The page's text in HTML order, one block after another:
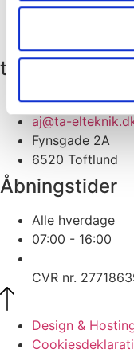
aj@ta-
toftlund
73 70 76 68
aj@ta-
Fynsgade 2A
6520 Toftlund
Åbningstider
Alle hverdage
07:00 - 16:00
CVR nr.
Design &